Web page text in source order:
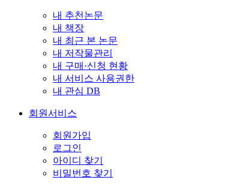
내 추천논문
내 책장
내 최근 본 논문
내 저작물관리
내 구매·신청 현황
내 서비스 사용권한
내 관심 DB
회원서비스
회원가입
로그인
아이디 찾기
비밀번호 찾기